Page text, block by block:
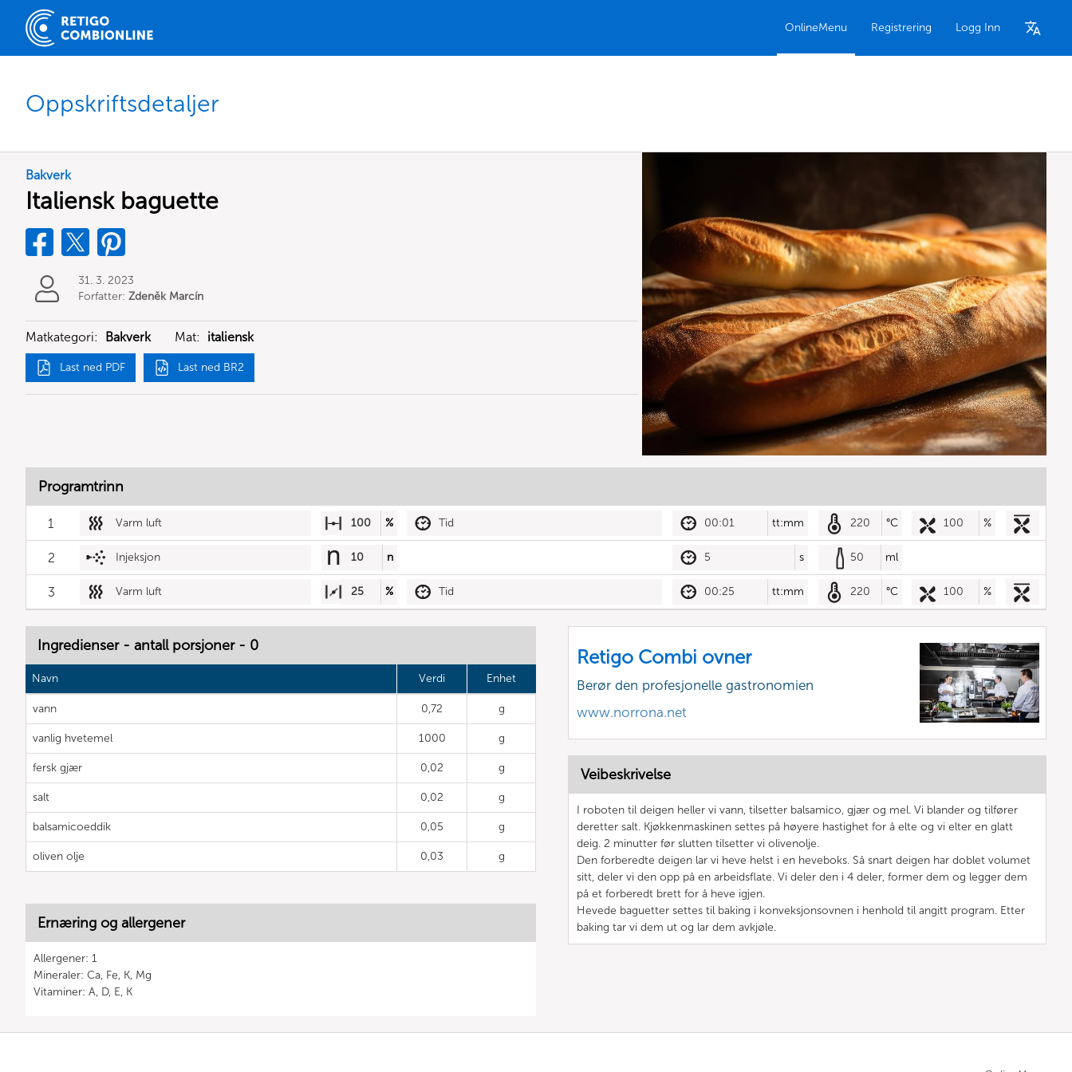
OnlineMenu Registrering Logg Inn
Oppskriftsdetaljer
Bakverk
Italiensk baguette
31. 3. 2023
Forfatter: Zdeněk Marcín
Matkategori: Bakverk Mat: italiensk
Last ned PDF Last ned BR2
Programtrinn
1 Varm luft 100 % Tid 00:01 tt:mm 220 °C 100 %
2 Injeksjon 10 n 5 s 50 ml
3 Varm luft 25 % Tid 00:25 tt:mm 220 °C 100 %
Ingredienser - antall porsjoner - 0
Navn Verdi Enhet
vann 0,72 g
vanlig hvetemel 1000 g
fersk gjær 0,02 g
salt 0,02 g
balsamicoeddik 0,05 g
oliven olje 0,03 g
Ernæring og allergener
Allergener: 1
Mineraler: Ca, Fe, K, Mg
Vitaminer: A, D, E, K
Retigo Combi ovner
Berør den profesjonelle gastronomien
www.norrona.net
Veibeskrivelse
I roboten til deigen heller vi vann, tilsetter balsamico, gjær og mel. Vi blander og tilfører
deretter salt. Kjøkkenmaskinen settes på høyere hastighet for å elte og vi elter en glatt
deig. 2 minutter før slutten tilsetter vi olivenolje.
Den forberedte deigen lar vi heve helst i en heveboks. Så snart deigen har doblet volumet
sitt, deler vi den opp på en arbeidsflate. Vi deler den i 4 deler, former dem og legger dem
på et forberedt brett for å heve igjen.
Hevede baguetter settes til baking i konveksjonsovnen i henhold til angitt program. Etter
baking tar vi dem ut og lar dem avkjøle.